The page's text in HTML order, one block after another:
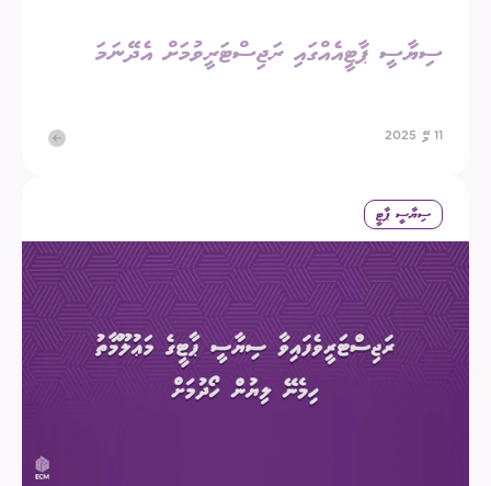
ސިޔާސީ ޕާޓީއެއްގައި ރަޖިސްޓަރީވުމަށް އެދޭނަމަ
11 މޭ 2025
ސިޔާސީ ޕާޓީ